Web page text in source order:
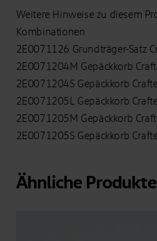
Weitere Hinweise zu diesem
Kombinationen
2E0071126 Grundträger-Satz
2E0071204M Gepäckkorb
2E0071204S Gepäckkorb
2E0071205L Gepäckkorb
2E0071205M Gepäckkorb
2E0071205S Gepäckkorb
Ähnliche Produkte